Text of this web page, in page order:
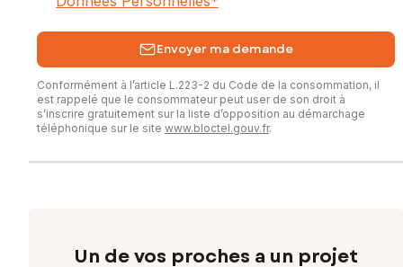
Envoyer ma demande
Conformément à l’article L.223-2 du Code de la consommation, il
est rappelé que le consommateur peut user de son droit à
s’inscrire gratuitement sur la liste d’opposition au démarchage
téléphonique sur le site www.bloctel.gouv.fr.
Un de vos proches a un projet